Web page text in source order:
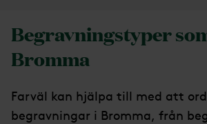
Begravningstyper
Bromma
Farväl kan hjälpa till med att
begravningar i Bromma, från